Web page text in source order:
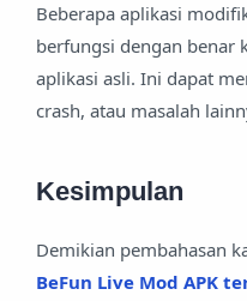
Beberapa aplikasi
berfungsi dengan benar
aplikasi asli. Ini dapat
crash, atau masalah
Kesimpulan
Demikian pembahasan
BeFun Live Mod APK